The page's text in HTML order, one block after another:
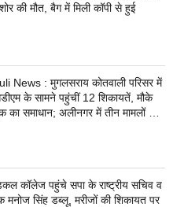
की मौत, बैग में मिली कॉपी से हुई
News : मुगलसराय कोतवाली परिसर में
के सामने पहुंचीं 12 शिकायतें, मौके
का समाधान; अलीनगर में तीन मामलों का
कॉलेज पहुंचे सपा के राष्ट्रीय सचिव व
मनोज सिंह डब्लू, मरीजों की शिकायत पर